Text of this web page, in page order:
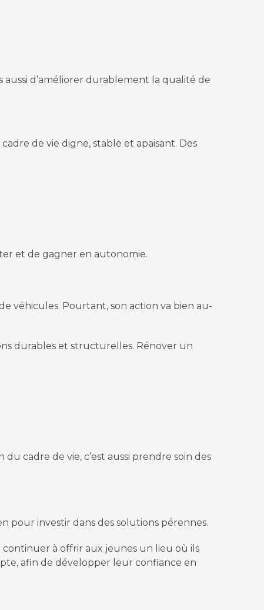
d’améliorer durablement la qualité de
de vie digne, stable et apaisant. Des
et de gagner en autonomie.
véhicules. Pourtant, son action va bien au-
durables et structurelles. Rénover un
cadre de vie, c’est aussi prendre soin des
pour investir dans des solutions pérennes.
continuer à offrir aux jeunes un lieu où ils
afin de développer leur confiance en